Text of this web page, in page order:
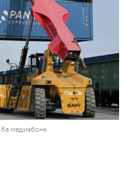
ба медиабонк